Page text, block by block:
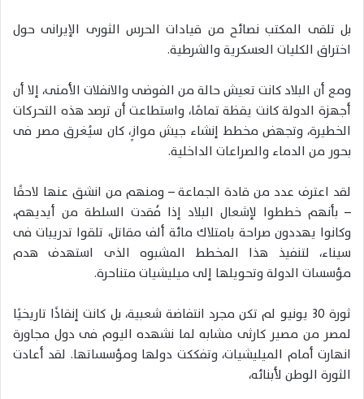
بل تلقى المكتب نصائح من قيادات الحرس الثورى الإيرانى حول
اختراق الكليات العسكرية والشرطية.
ومع أن البلاد كانت تعيش حالة من الفوضى والانفلات الأمنى، إلا أن
أجهزة الدولة كانت يقظة تمامًا، واستطاعت أن ترصد هذه التحركات
الخطيرة، وتجهض مخطط إنشاء جيش موازٍ، كان سيُغرق مصر فى
بحور من الدماء والصراعات الداخلية.
لقد اعترف عدد من قادة الجماعة – ومنهم من انشق عنها لاحقًا
– بأنهم خططوا لإشعال البلاد إذا فُقدت السلطة من أيديهم،
وكانوا يهددون صراحة بامتلاك مائة ألف مقاتل، تلقوا تدريبات فى
سيناء، لتنفيذ هذا المخطط المشبوه الذى استهدف هدم
مؤسسات الدولة وتحويلها إلى ميليشيات متناحرة.
ثورة 30 يونيو لم تكن مجرد انتفاضة شعبية، بل كانت إنقاذًا تاريخيًا
لمصر من مصير كارثى مشابه لما نشهده اليوم فى دول مجاورة
انهارت أمام الميليشيات، وتفككت دولها ومؤسساتها. لقد أعادت
الثورة الوطن لأبنائه،